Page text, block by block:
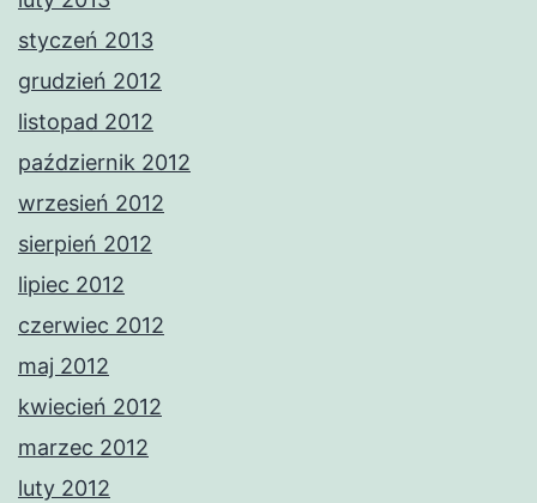
styczeń 2013
grudzień 2012
listopad 2012
październik 2012
wrzesień 2012
sierpień 2012
lipiec 2012
czerwiec 2012
maj 2012
kwiecień 2012
marzec 2012
luty 2012